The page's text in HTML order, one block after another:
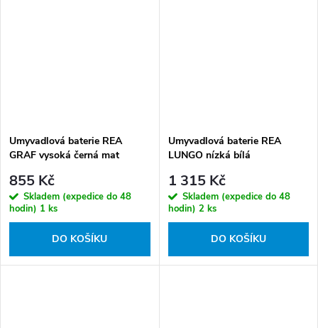
Umyvadlová baterie REA
GRAF vysoká černá mat
855 Kč
Skladem (expedice do 48
hodin) 1 ks
DO KOŠÍKU
Umyvadlová baterie REA
LUNGO nízká bílá
1 315 Kč
Skladem (expedice do 48
hodin) 2 ks
DO KOŠÍKU